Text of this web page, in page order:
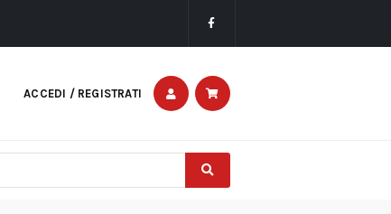
ACCEDI / REGISTRATI